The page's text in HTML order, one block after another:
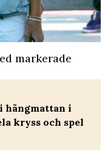
markerade
hängmattan i
kryss och spel